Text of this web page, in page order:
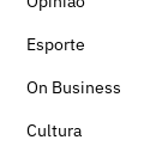
Esporte
On Business
Cultura